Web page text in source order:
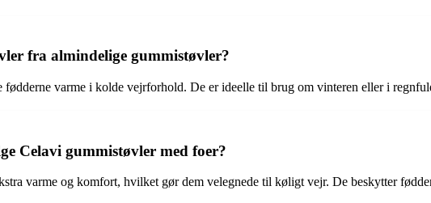
fra almindelige gummistøvler?
varme i kolde vejrforhold. De er ideelle til brug om vinteren eller i
Celavi gummistøvler med foer?
varme og komfort, hvilket gør dem velegnede til køligt vejr. De beskytter